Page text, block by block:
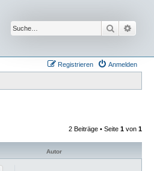
Suche
Anmelden
Registrieren
2 Beiträge • Seite 1 von 1
Autor